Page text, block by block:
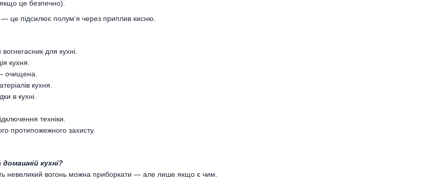
це безпечно).
— це підсилює полум’я через приплив кисню.
для кухні.
кухня.
очищена.
кухня.
в кухні.
техніки.
протипожежного захисту.
кухні?
невеликий вогонь можна приборкати — але лише якщо є чим.